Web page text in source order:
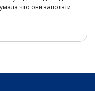
что они заползти